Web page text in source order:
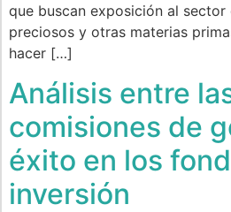
que buscan exposición al sector
preciosos y otras materias
hacer […]
Análisis entre
comisiones de
éxito en los
inversión